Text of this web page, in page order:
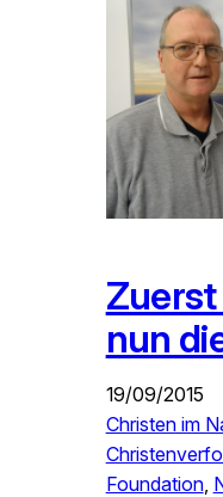
nun
19/09/2015
Christen im
Foundation,